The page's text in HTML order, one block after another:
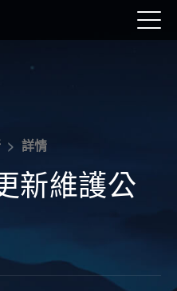
詳情
新維護公